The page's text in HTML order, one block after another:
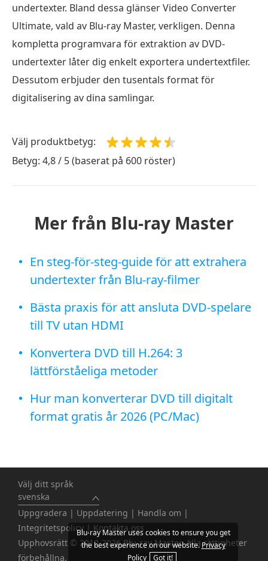
undertexter. Bland dessa glänser Video Converter
Ultimate, vald av Blu-ray Master, verkligen. Denna
kompletta programvara för extraktion av DVD-
undertexter låter dig enkelt exportera undertextfiler.
Dessutom erbjuder den tusentals format för
digitalisering av dina samlingar.
Välj produktbetyg:
Betyg: 4,8 / 5 (baserat på 600 röster)
Mer från Blu-ray Master
En steg-för-steg-guide för att extrahera
undertexter från Blu-ray-filmer
Bästa praxis för att ansluta DVD-spelare
till TV utan HDMI
Konvertera DVD till H.264: 3
lättförståeliga metoder
Hur man konverterar DVD till digitalt
format gratis år 2026 (PC/Mac)
Uppgradera | Uppdatering | Handla om |
Integritetspolicy | Kontakta oss
Upphovsrätt © 2012-2026 Blu-ray Master. Alla rättigheter
förbehållna.
Välj ditt språk
svenska
Blu-ray Master uses cookies to ensure you get
the best experience on our website.Privacy
Policy
Got it!